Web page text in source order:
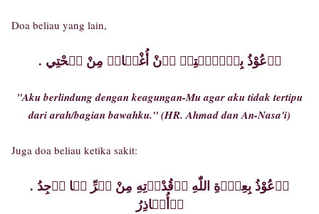
Doa beliau yang lain,
. أٙعُوْذُ بِعٙظٙمٙتِكٙ أٙنْ أُغْتٙالٙ مِنْ تٙحْتِي
"Aku berlindung dengan keagungan-Mu agar aku tidak tertipu
dari arah/bagian bawahku." (HR. Ahmad dan An-Nasa'i)
Juga doa beliau ketika sakit:
. أٙعُوْذُ بِعِزّٙةِ اللّٰهِ وٙقُدْرٙتِهِ مِنْ شٙرِّ مٙا أٙجِدُ
وٙأُحٙاذِرُ